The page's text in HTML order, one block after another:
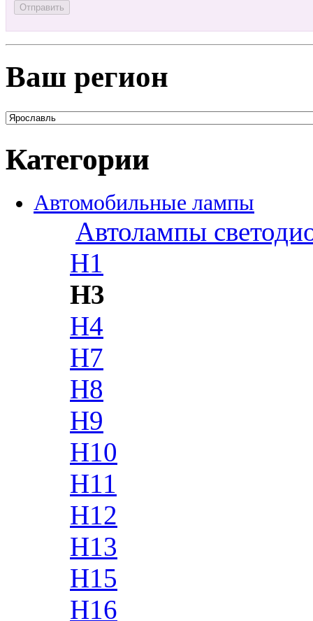
Ваш регион
Категории
Автомобильные лампы
Автолампы
H1
H3
H4
H7
H8
H9
H10
H11
H12
H13
H15
H16